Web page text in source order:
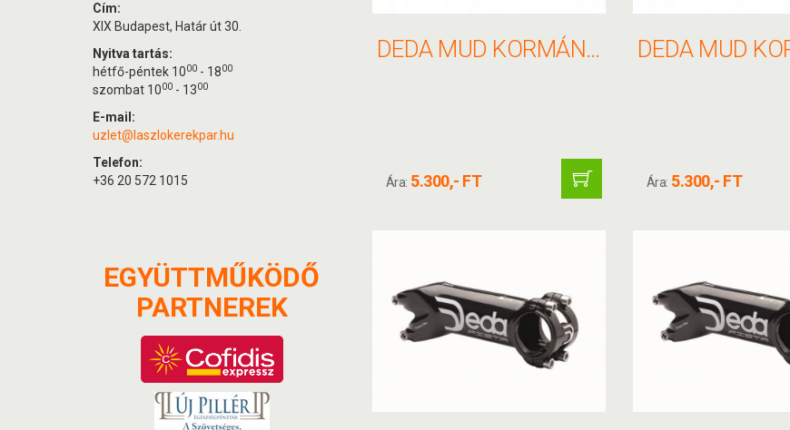
DEDA MUD KORMÁNYFEJ 31.7X110MM 83 MATT FEKETE
Ára: 5.300,- FT Ára: 5.300,- FT
Cím:
XIX Budapest, Határ út 30.
Nyitva tartás:
hétfő-péntek 1000 - 1800
szombat 1000 - 1300
E-mail:
uzlet@laszlokerekpar.hu
Telefon:
+36 20 572 1015
EGYÜTTMŰKÖDŐ
PARTNEREK